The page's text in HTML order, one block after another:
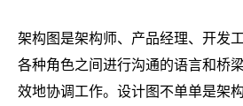
架构图是架构师、产品经理、开发
各种角色之间进行沟通的语言和桥
效地协调工作。设计图不单单是架